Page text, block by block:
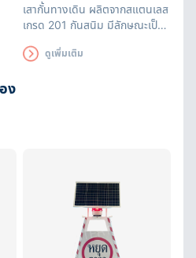
ง
เสากั้นทางเดิน ผลิตจากสแตนเลส
เกรด 201 กันสนิม มีลักษณะเป็น
สามารถยืดความยาวได้ระหว่างถึง
ดูเพิ่มเติม